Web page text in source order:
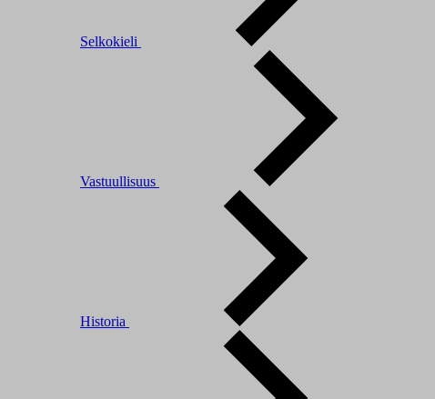
Selkokieli
Vastuullisuus
Historia